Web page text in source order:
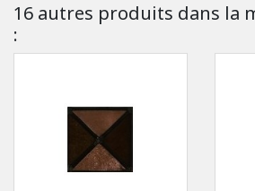
16 autres produits dans la
: